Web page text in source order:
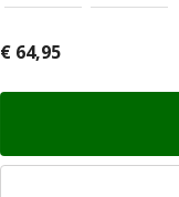
€ 64,95